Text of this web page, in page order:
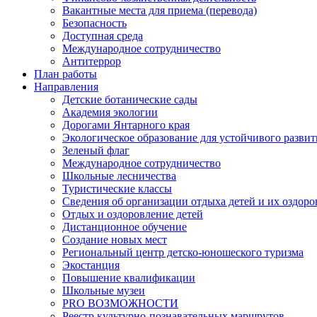
Вакантные места для приема (перевода)
Безопасность
Доступная среда
Международное сотрудничество
Антитеррор
План работы
Направления
Детские ботанические сады
Академия экологии
Дорогами Янтарного края
Экологическое образование для устойчивого
Зеленый флаг
Международное сотрудничество
Школьные лесничества
Туристические классы
Сведения об организации отдыха детей и их
Отдых и оздоровление детей
Дистанционное обучение
Создание новых мест
Региональный центр детско-юношеского туризма
Экостанция
Повышение квалификации
Школьные музеи
PRO ВОЗМОЖНОСТИ